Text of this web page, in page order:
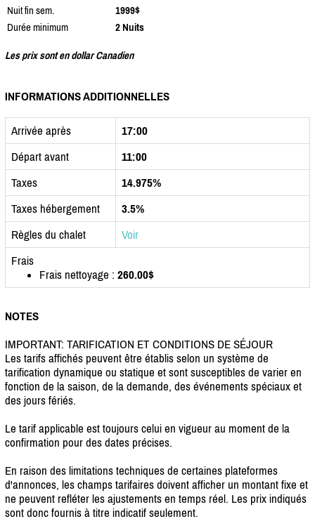
Nuit fin sem.
1999$
Durée minimum
2 Nuits
Les prix sont en dollar Canadien
INFORMATIONS ADDITIONNELLES
Arrivée après
17:00
Départ avant
11:00
Taxes
14.975%
Taxes hébergement
3.5%
Règles du chalet
Voir
Frais
Frais nettoyage : 260.00$
NOTES
IMPORTANT: TARIFICATION ET CONDITIONS DE SÉJOUR
Les tarifs affichés peuvent être établis selon un système de
tarification dynamique ou statique et sont susceptibles de varier en
fonction de la saison, de la demande, des événements spéciaux et
des jours fériés.
Le tarif applicable est toujours celui en vigueur au moment de la
confirmation pour des dates précises.
En raison des limitations techniques de certaines plateformes
d'annonces, les champs tarifaires doivent afficher un montant fixe et
ne peuvent refléter les ajustements en temps réel. Les prix indiqués
sont donc fournis à titre indicatif seulement.